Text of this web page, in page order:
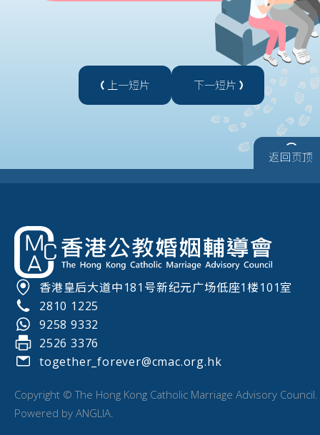
上一短片 下一短片
返回页顶
香港皇后大道中181号新纪元广场低座1楼101室
2810 1225
9258 9332
2526 3376
together_forever@cmac.org.hk
Copyright © The Hong Kong Catholic Marriage Advisory Council.
Powered by ANGLIA